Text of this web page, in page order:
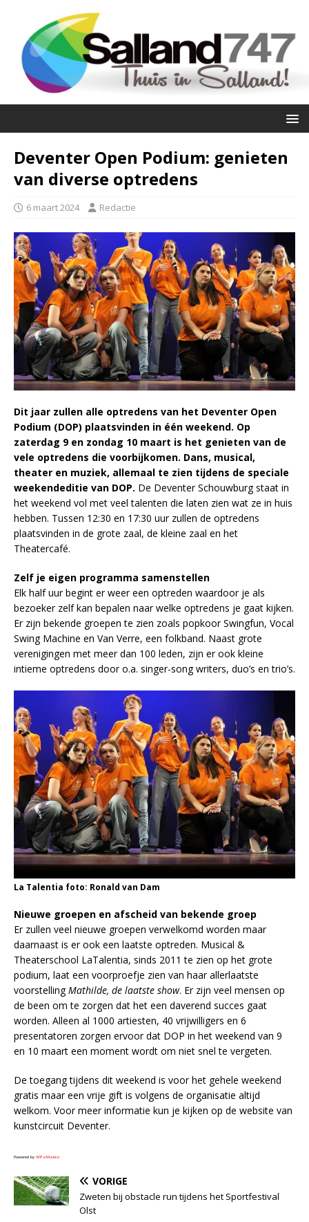
Deventer Open Podium: genieten
van diverse optredens
6 maart 2024 Redactie
Dit jaar zullen alle optredens van het Deventer Open
Podium (DOP) plaatsvinden in één weekend. Op
zaterdag 9 en zondag 10 maart is het genieten van de
vele optredens die voorbijkomen. Dans, musical,
theater en muziek, allemaal te zien tijdens de speciale
weekendeditie van DOP. De Deventer Schouwburg staat in
het weekend vol met veel talenten die laten zien wat ze in huis
hebben. Tussen 12:30 en 17:30 uur zullen de optredens
plaatsvinden in de grote zaal, de kleine zaal en het
Theatercafé.
Zelf je eigen programma samenstellen
Elk half uur begint er weer een optreden waardoor je als
bezoeker zelf kan bepalen naar welke optredens je gaat kijken.
Er zijn bekende groepen te zien zoals popkoor Swingfun, Vocal
Swing Machine en Van Verre, een folkband. Naast grote
verenigingen met meer dan 100 leden, zijn er ook kleine
intieme optredens door o.a. singer-song writers, duo’s en trio’s.
La Talentia foto: Ronald van Dam
Nieuwe groepen en afscheid van bekende groep
Er zullen veel nieuwe groepen verwelkomd worden maar
daarnaast is er ook een laatste optreden. Musical &
Theaterschool LaTalentia, sinds 2011 te zien op het grote
podium, laat een voorproefje zien van haar allerlaatste
voorstellingMathilde, de laatste show. Er zijn veel mensen op
de been om te zorgen dat het een daverend succes gaat
worden. Alleen al 1000 artiesten, 40 vrijwilligers en 6
presentatoren zorgen ervoor dat DOP in het weekend van 9
en 10 maart een moment wordt om niet snel te vergeten.
De toegang tijdens dit weekend is voor het gehele weekend
gratis maar een vrije gift is volgens de organisatie altijd
welkom. Voor meer informatie kun je kijken op de website van
kunstcircuit Deventer.
Powered by WPeMatico
VORIGE
Zweten bij obstacle run tijdens het Sportfestival
Olst